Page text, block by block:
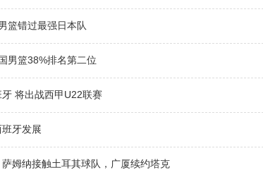
篮错过最强日本队
男篮38%排名第二位
将出战西甲U22联赛
牙发展
姆纳接触土耳其球队，广厦续约塔克